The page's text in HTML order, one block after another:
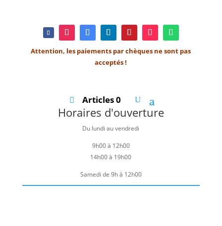
Attention, les paiements par chèques ne sont pas
acceptés !
Articles 0
Horaires d'ouverture
Du lundi au vendredi
9h00 à 12h00
14h00 à 19h00
Samedi de 9h à 12h00